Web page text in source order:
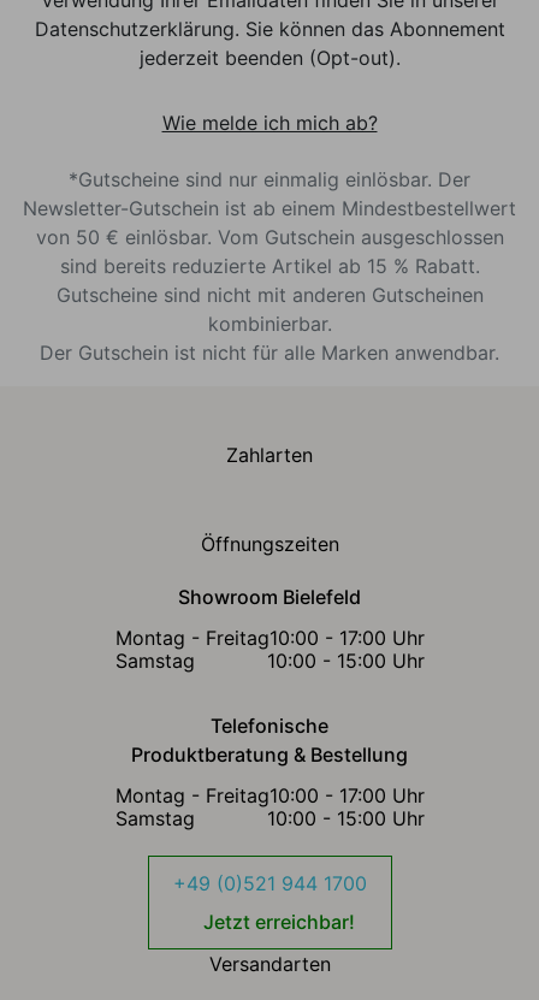
Datenschutzerklärung. Sie können das Abonnement
jederzeit beenden (Opt-out).
Wie melde ich mich ab?
*Gutscheine sind nur einmalig einlösbar. Der
Newsletter-Gutschein ist ab einem Mindestbestellwert
von 50 € einlösbar. Vom Gutschein ausgeschlossen
sind bereits reduzierte Artikel ab 15 % Rabatt.
Gutscheine sind nicht mit anderen Gutscheinen
kombinierbar.
Der Gutschein ist nicht für alle Marken anwendbar.
Zahlarten
Öffnungszeiten
Showroom Bielefeld
Montag - Freitag10:00 - 17:00 Uhr
Samstag
10:00 - 15:00 Uhr
Telefonische
Produktberatung & Bestellung
Montag - Freitag10:00 - 17:00 Uhr
Samstag
10:00 - 15:00 Uhr
+49 (0)521 944 1700
Jetzt erreichbar!
Versandarten